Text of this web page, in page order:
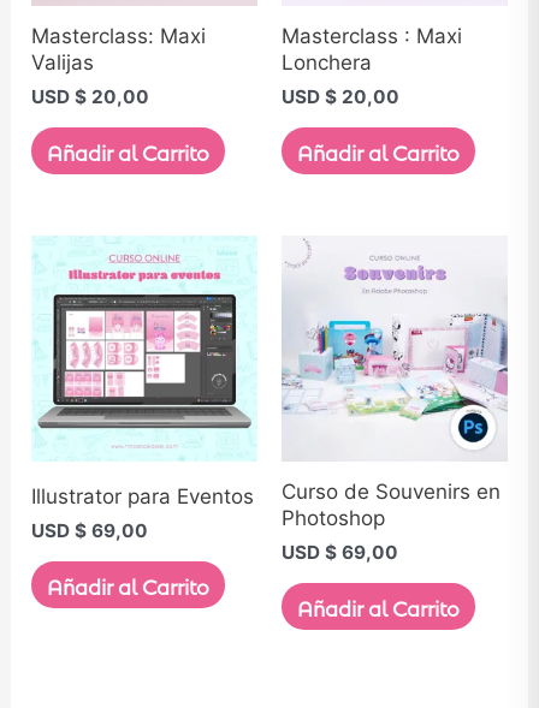
Masterclass: Maxi
Valijas
USD $ 20,00
Añadir al Carrito
Masterclass : Maxi
Lonchera
USD $ 20,00
Añadir al Carrito
Illustrator para Eventos
USD $69,00
Añadir al Carrito
Curso de Souvenirs en
Photoshop
USD $ 69,00
Añadir al Carrito